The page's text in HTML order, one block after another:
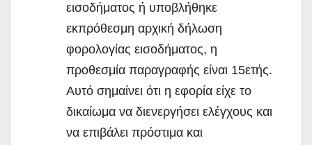
εισοδήματος ή υποβλήθηκε
εκπρόθεσμη αρχική δήλωση
φορολογίας εισοδήματος, η
προθεσμία παραγραφής είναι 15ετής.
Αυτό σημαίνει ότι η εφορία είχε το
δικαίωμα να διενεργήσει ελέγχους και
να επιβάλει πρόστιμα και